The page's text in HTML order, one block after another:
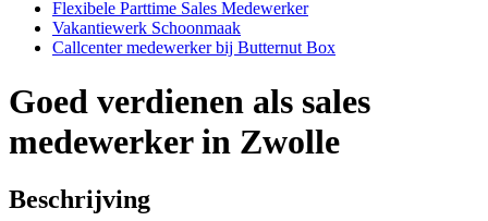
Flexibele Parttime Sales Medewerker
Vakantiewerk Schoonmaak
Callcenter medewerker bij Butternut Box
Goed verdienen als sales
medewerker in Zwolle
Beschrijving